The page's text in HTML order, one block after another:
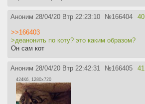
Аноним 28/04/20 Втр 22:23:10 №166404 40
>>166403
>деанонить по коту? это каким образом?
Он сам кот
Аноним 28/04/20 Втр 22:42:31 №166405 41
424Кб, 1280x720